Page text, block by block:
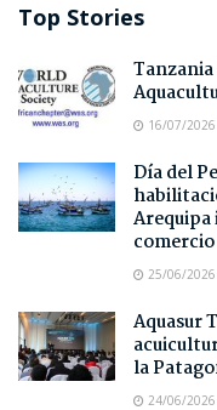
Top Stories
16/07/2026
Día del
25/06/2026
Aquasur
la
24/06/2026